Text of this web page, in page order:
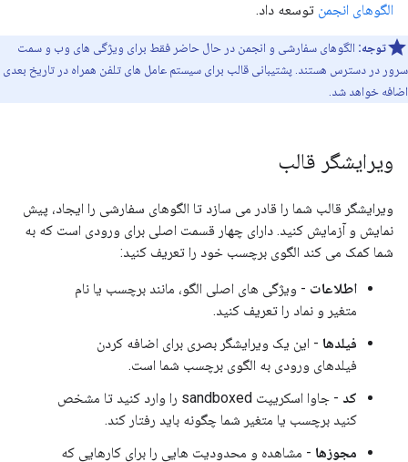
الگوهای انجمن توسعه داد.
توجه: الگوهای سفارشی و انجمن در حال حاضر فقط برای ویژگی های وب و سمت
سرور در دسترس هستند. پشتیبانی قالب برای سیستم عامل های تلفن همراه در تاریخ بعدی
اضافه خواهد شد.
ویرایشگر قالب
ویرایشگر قالب شما را قادر می سازد تا الگوهای سفارشی را ایجاد، پیش
نمایش و آزمایش کنید. دارای چهار قسمت اصلی برای ورودی است که به
شما کمک می کند الگوی برچسب خود را تعریف کنید:
اطلاعات - ویژگی های اصلی الگو، مانند برچسب یا نام
متغیر و نماد را تعریف کنید.
فیلدها - این یک ویرایشگر بصری برای اضافه کردن
فیلدهای ورودی به الگوی برچسب شما است.
کد
- جاوا اسکریپت sandboxed را وارد کنید تا مشخص
کنید برچسب یا متغیر شما چگونه باید رفتار کند.
مجوزها - مشاهده و محدودیت هایی را برای کارهایی که